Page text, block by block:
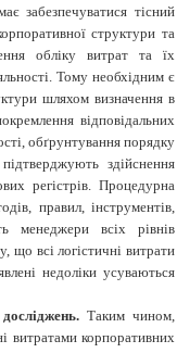
забезпечуватися тісний
структури та
обліку витрат та їх
Тому необхідним є
шляхом визначення в
відповідальних
обґрунтування порядку
здійснення
регістрів. Процедурна
правил, інструментів,
менеджери всіх рівнів
що всі логістичні витрати
недоліки усуваються
Таким чином,
витратами корпоративних